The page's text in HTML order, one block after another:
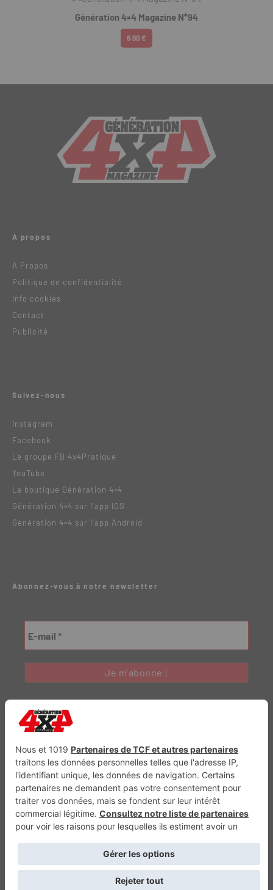
Génération 4×4 Magazine N°94
6.90 €
A propos
A Propos
Politique de confidentialité
Info cookies
Contact
Publicité
Suivez-nous
Instagram
Facebook
Le groupe FB 4x4Pratique
YouTube
La boutique Génération 4×4
Génération 4×4 sur l’app IOS
Génération 4×4 sur l’app Android
Abonnez-vous à notre newsletter
Génération Electrique Génération Sans Permis VTTAE.fr FullAttack
MX2K Enduro Mag Trail Adventure Trial Mag Sport-Bikes
Depuis 2010 - Un magazine duGroupe CPPRESSE